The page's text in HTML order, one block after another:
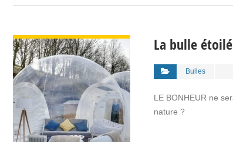
La bulle
Bulles
LE BONHEUR ne
nature ?